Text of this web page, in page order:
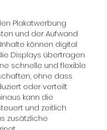
Plakatwerbung
und der Aufwand
können digital
Displays übertragen
schnelle und flexible
ohne dass
oder verteilt
kann die
und zeitlich
zusätzliche